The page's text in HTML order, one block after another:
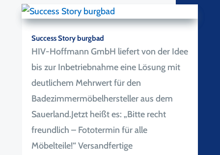
Success Story burgbad
HIV-Hoffmann GmbH liefert von der Idee
bis zur Inbetriebnahme eine Lösung mit
deutlichem Mehrwert für den
Badezimmermöbelhersteller aus dem
Sauerland.​Jetzt heißt es: „Bitte recht
freundlich – Fototermin für alle
Möbelteile!“ Versandfertige